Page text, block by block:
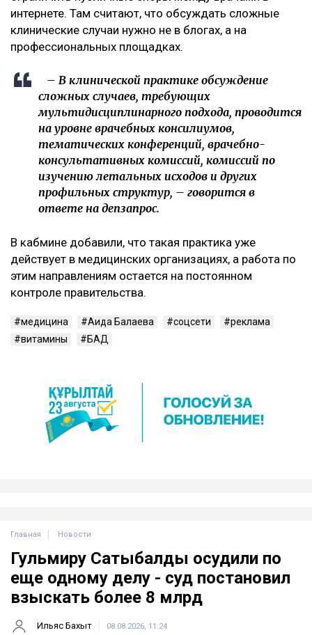
интернете. Там считают, что обсуждать сложные
клинические случаи нужно не в блогах, а на
профессиональных площадках.
– В клинической практике обсуждение
сложных случаев, требующих
мультидисциплинарного подхода, проводится
на уровне врачебных консилиумов,
тематических конференций, врачебно-
консультативных комиссий, комиссий по
изучению летальных исходов и других
профильных структур, – говорится в
ответе на депзапрос.
В кабмине добавили, что такая практика уже
действует в медицинских организациях, а работа по
этим направлениям остается на постоянном
контроле правительства.
медицина Аида Балаева соцсети
реклама
витамины
БАД